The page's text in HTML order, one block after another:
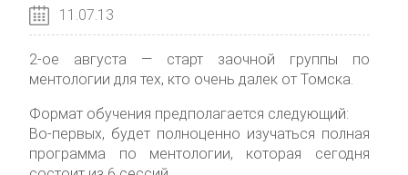
11.07.13
2-ое августа — старт заочной группы по
ментологии для тех, кто очень далек от Томска.
Формат обучения предполагается следующий:
Во-первых, будет полноценно изучаться полная
программа по ментологии, которая сегодня